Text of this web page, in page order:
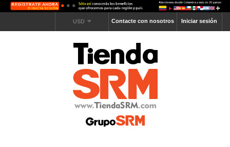
Iniciar sesión
Contacte con nosotros
USD